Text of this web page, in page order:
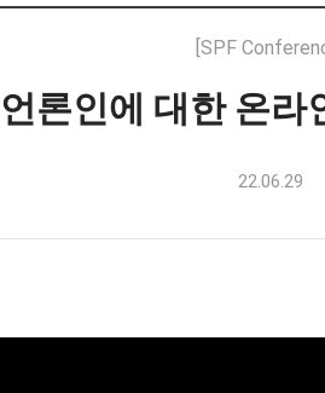
[SPF
론인에 대한 온라
22.06.29